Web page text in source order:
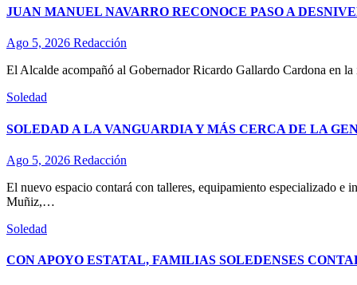
JUAN MANUEL NAVARRO RECONOCE PASO A
Ago 5, 2026 Redacción
El Alcalde acompañó al Gobernador Ricardo Gallardo Cardona en
Soledad
SOLEDAD A LA VANGUARDIA Y MÁS CERCA DE LA
Ago 5, 2026 Redacción
El nuevo espacio contará con talleres, equipamiento especializado
Muñiz,…
Soledad
CON APOYO ESTATAL, FAMILIAS SOLEDENSES